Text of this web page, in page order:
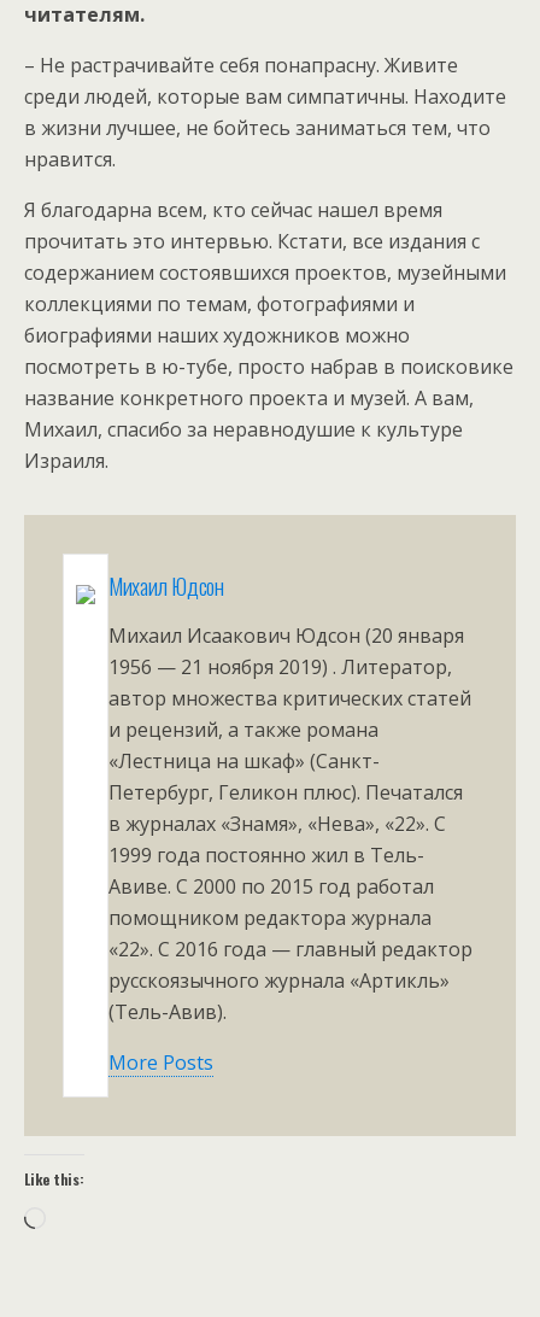
читателям.
– Не растрачивайте себя понапрасну. Живите
среди людей, которые вам симпатичны. Находите
в жизни лучшее, не бойтесь заниматься тем, что
нравится.
Я благодарна всем, кто сейчас нашел время
прочитать это интервью. Кстати, все издания с
содержанием состоявшихся проектов, музейными
коллекциями по темам, фотографиями и
биографиями наших художников можно
посмотреть в ю-тубе, просто набрав в поисковике
название конкретного проекта и музей. А вам,
Михаил, спасибо за неравнодушие к культуре
Израиля.
Михаил Юдсон
Михаил Исаакович Юдсон (20 января
1956 — 21 ноября 2019) . Литератор,
автор множества критических статей
и рецензий, а также романа
«Лестница на шкаф» (Санкт-
Петербург, Геликон плюс). Печатался
в журналах «Знамя», «Нева», «22». С
1999 года постоянно жил в Тель-
Авиве. С 2000 по 2015 год работал
помощником редактора журнала
«22». С 2016 года — главный редактор
русскоязычного журнала «Артикль»
(Тель-Авив).
More Posts
Like this: